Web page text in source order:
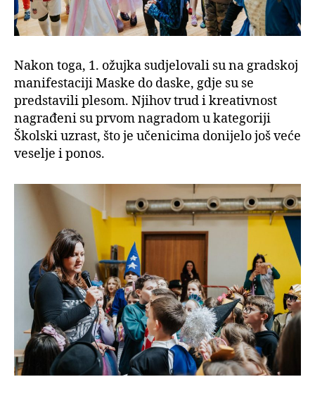
Nakon toga, 1. ožujka sudjelovali su na gradskoj
manifestaciji Maske do daske, gdje su se
predstavili plesom. Njihov trud i kreativnost
nagrađeni su prvom nagradom u kategoriji
Školski uzrast, što je učenicima donijelo još veće
veselje i ponos.